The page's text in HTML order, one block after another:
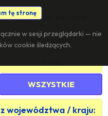
tę stronę
w sesji przeglądarki — nie
cookie śledzących.
znajomość sieciowa
s/m - panie
WSZYSTKIE
województwa / kraju: